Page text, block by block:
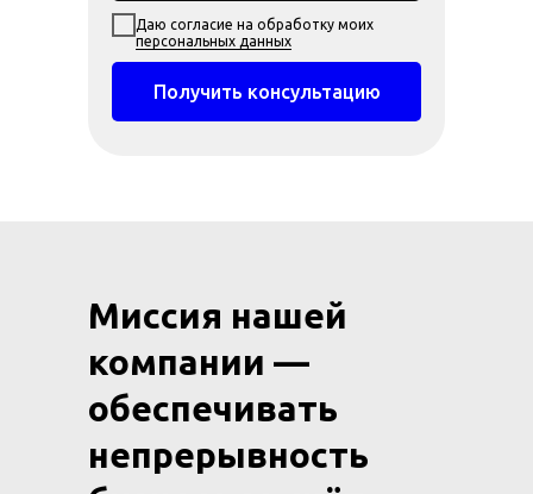
Даю согласие на обработку моих
персональных данных
Получить консультацию
Миссия нашей
компании —
обеспечивать
непрерывность